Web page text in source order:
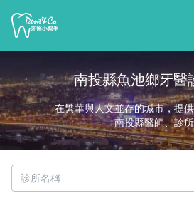
南投縣魚池鄉牙醫
在繁華與人文並存的城市，提
南投縣醫師、診